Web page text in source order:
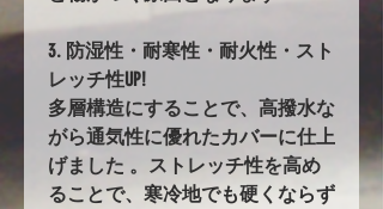
3. 防湿性・耐寒性・耐火性・スト
レッチ性UP!
多層構造にすることで、高撥水な
がら通気性に優れたカバーに仕上
げました 。ストレッチ性を高め
ることで、寒冷地でも硬くならず